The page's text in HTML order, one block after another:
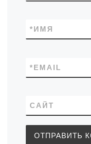
ИМЯ
*
EMAIL
*
САЙТ